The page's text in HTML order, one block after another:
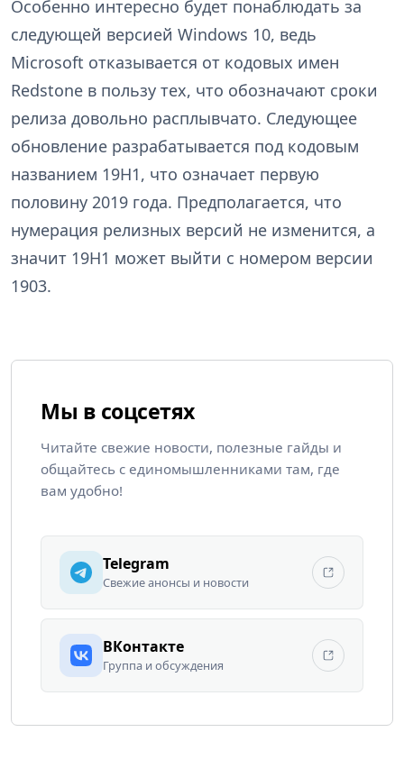
Особенно интересно будет понаблюдать за
следующей версией Windows 10, ведь
Microsoft отказывается от кодовых имен
Redstone в пользу тех, что обозначают сроки
релиза довольно расплывчато. Следующее
обновление разрабатывается под кодовым
названием 19Н1, что означает первую
половину 2019 года. Предполагается, что
нумерация релизных версий не изменится, а
значит 19H1 может выйти с номером версии
1903.
Мы в соцсетях
Читайте свежие новости, полезные гайды и
общайтесь с единомышленниками там, где
вам удобно!
Telegram
Свежие анонсы и новости
ВКонтакте
Группа и обсуждения